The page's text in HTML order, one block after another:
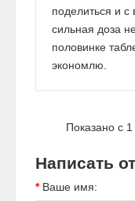
поделиться и с
сильная доза
половинке
экономлю.
Показано с
Написать
Ваше имя: